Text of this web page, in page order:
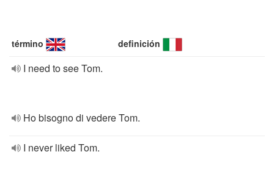
término definición
I need to see Tom.
Ho bisogno di vedere Tom.
I never liked Tom.